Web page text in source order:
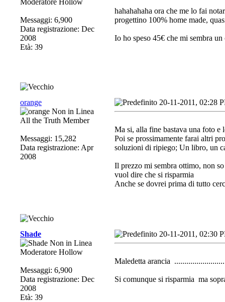
Moderatore Hollow
Messaggi: 6,900
Data registrazione: Dec
2008
Età: 39
hahahahaha ora che me lo fai
progettino 100% home made,
Io ho speso 45€ che mi sembra
orange
All the Truth Member
Messaggi: 15,282
Data registrazione: Apr
2008
20-11-2011, 02:28
Ma si, alla fine bastava una foto e
Poi se prossimamente farai altri
soluzioni di ripiego; Un libro, un
Il prezzo mi sembra ottimo, non
vuol dire che si risparmia
Anche se dovrei prima di tutto
Shade
Moderatore Hollow
Messaggi: 6,900
Data registrazione: Dec
2008
Età: 39
20-11-2011, 02:30
Maledetta arancia
Si comunque si risparmia ma